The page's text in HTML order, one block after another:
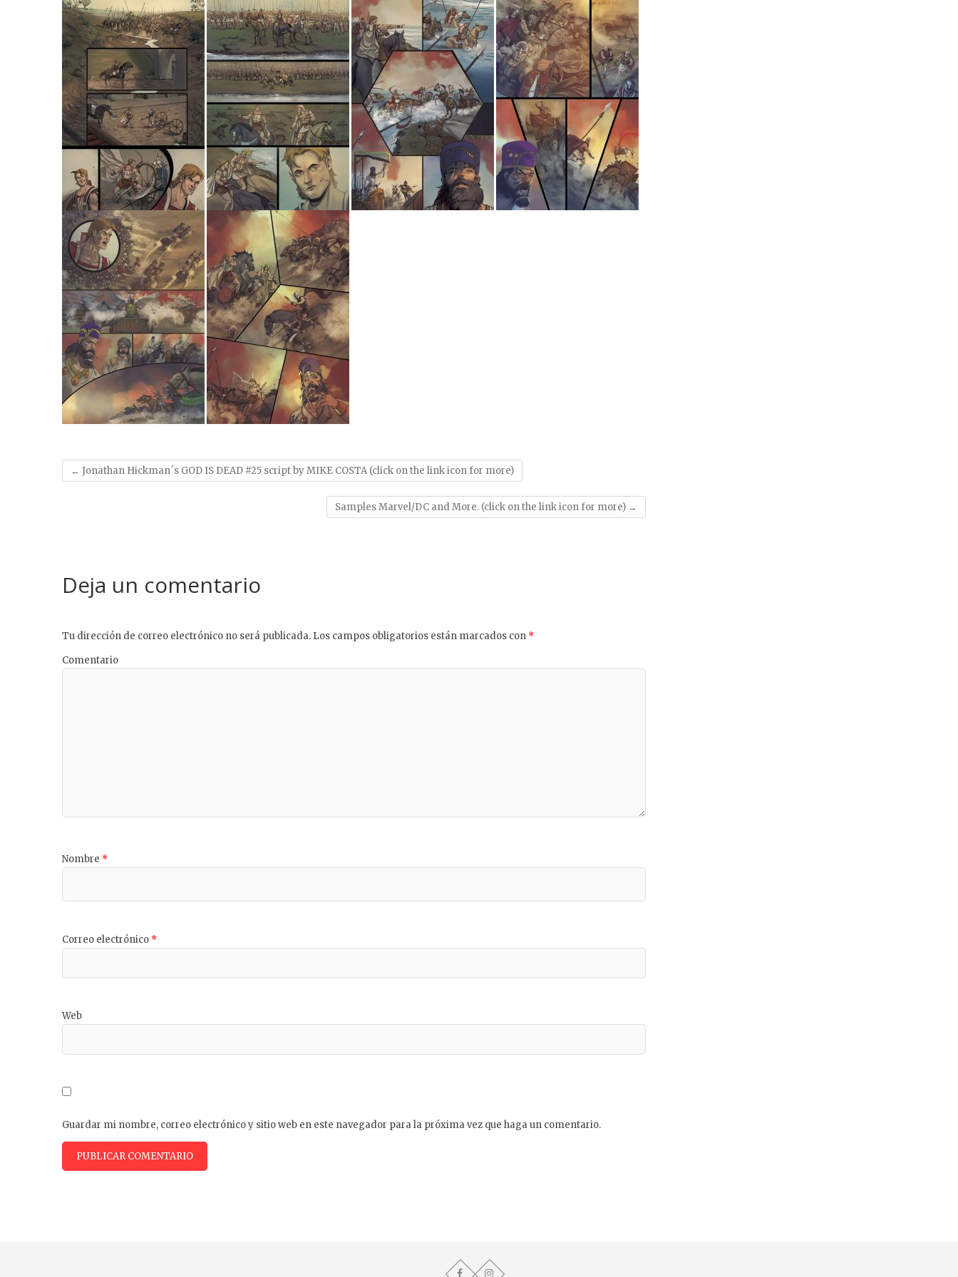
← Jonathan Hickman´s GOD IS DEAD #25 script by MIKE COSTA (click on the link icon for more)
Samples Marvel/DC and More. (click on the link icon for more) →
Deja un comentario
Tu dirección de correo electrónico no será publicada. Los campos obligatorios están marcados con *
Comentario
Nombre *
Correo electrónico *
Web
Guardar mi nombre, correo electrónico y sitio web en este navegador para la próxima vez que haga un comentario.